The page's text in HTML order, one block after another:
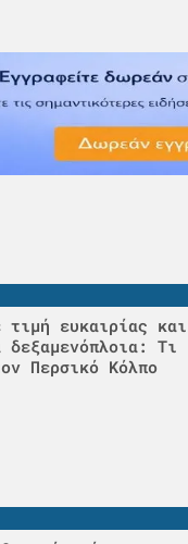
τιμή ευκαιρίας και
δεξαμενόπλοια: Τι
Περσικό Κόλπο